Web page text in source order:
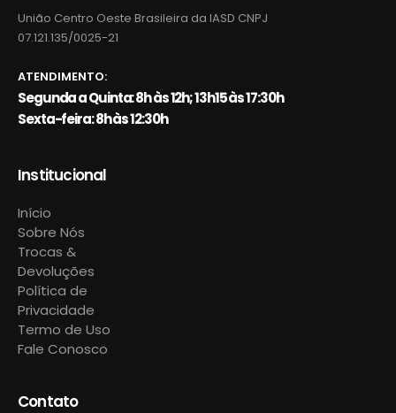
União Centro Oeste Brasileira da IASD CNPJ
07.121.135/0025-21
ATENDIMENTO:
Segunda a Quinta: 8h às 12h; 13h15 às 17:30h
Sexta-feira: 8h às 12:30h
Institucional
Início
Sobre Nós
Trocas &
Devoluções
Política de
Privacidade
Termo de Uso
Fale Conosco
Contato